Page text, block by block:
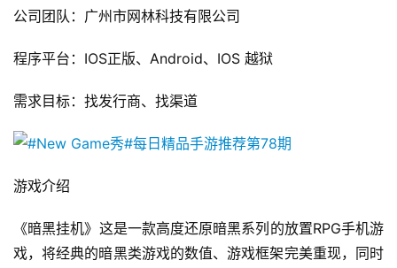
公司团队：广州市网林科技有限公司
程序平台：IOS正版、Android、IOS 越狱
需求目标：找发行商、找渠道
游戏介绍
《暗黑挂机》这是一款高度还原暗黑系列的放置RPG手机游
戏，将经典的暗黑类游戏的数值、游戏框架完美重现，同时